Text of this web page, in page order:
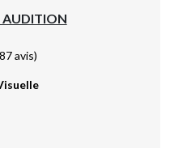
avis)